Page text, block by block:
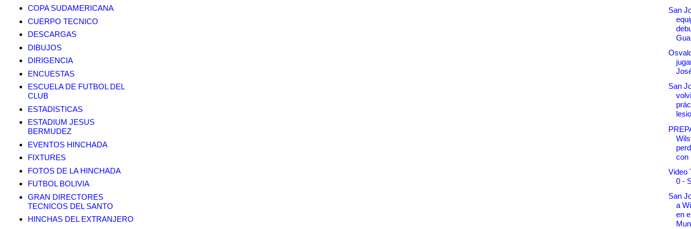
COPA SUDAMERICANA
CUERPO TECNICO
DESCARGAS
DIBUJOS
DIRIGENCIA
ENCUESTAS
ESCUELA DE FUTBOL DEL
CLUB
ESTADISTICAS
ESTADIUM JESUS
BERMUDEZ
EVENTOS HINCHADA
FIXTURES
FOTOS DE LA HINCHADA
FUTBOL BOLIVIA
GRAN DIRECTORES
TECNICOS DEL SANTO
HINCHAS DEL EXTRANJERO
San
San
con
Video
0 -
San
a
en